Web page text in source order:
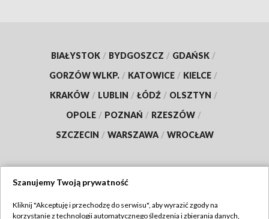
BIAŁYSTOK / BYDGOSZCZ / GDAŃSK /
GORZÓW WLKP. / KATOWICE / KIELCE /
KRAKÓW / LUBLIN / ŁÓDŹ / OLSZTYN /
OPOLE / POZNAŃ / RZESZÓW /
SZCZECIN / WARSZAWA / WROCŁAW
Szanujemy Twoją prywatność
Kliknij "Akceptuję i przechodzę do serwisu", aby wyrazić zgody na
korzystanie z technologii automatycznego śledzenia i zbierania danych,